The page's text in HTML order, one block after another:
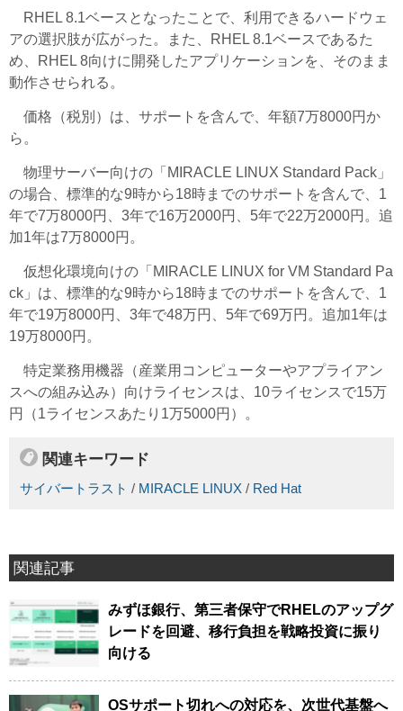
RHEL 8.1ベースとなったことで、利用できるハードウェ
アの選択肢が広がった。また、RHEL 8.1ベースであるた
め、RHEL 8向けに開発したアプリケーションを、そのまま
動作させられる。
価格（税別）は、サポートを含んで、年額7万8000円か
ら。
物理サーバー向けの「MIRACLE LINUX Standard Pack」
の場合、標準的な9時から18時までのサポートを含んで、1
年で7万8000円、3年で16万2000円、5年で22万2000円。追
加1年は7万8000円。
仮想化環境向けの「MIRACLE LINUX for VM Standard Pa
ck」は、標準的な9時から18時までのサポートを含んで、1
年で19万8000円、3年で48万円、5年で69万円。追加1年は
19万8000円。
特定業務用機器（産業用コンピューターやアプライアン
スへの組み込み）向けライセンスは、10ライセンスで15万
円（1ライセンスあたり1万5000円）。
関連キーワード
サイバートラスト / MIRACLE LINUX / Red Hat
関連記事
みずほ銀行、第三者保守でRHELのアップグ
レードを回避、移行負担を戦略投資に振り
向ける
OSサポート切れへの対応を、次世代基盤へ